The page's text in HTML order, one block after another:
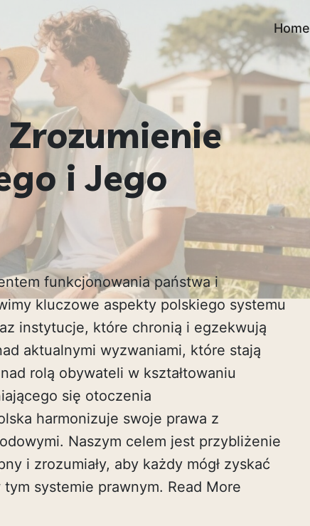
Home
i Jego
funkcjonowania państwa i
kluczowe aspekty polskiego systemu
instytucje, które chronią i egzekwują
aktualnymi wyzwaniami, które stają
rolą obywateli w kształtowaniu
się otoczenia
harmonizuje swoje prawa z
Naszym celem jest przybliżenie
i zrozumiały, aby każdy mógł zyskać
systemie prawnym. Read More